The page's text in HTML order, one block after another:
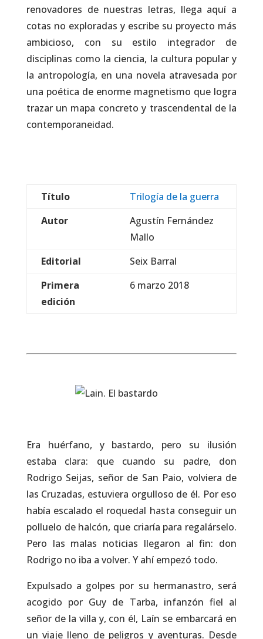
renovadores de nuestras letras, llega aquí a
cotas no exploradas y escribe su proyecto más
ambicioso, con su estilo integrador de
disciplinas como la ciencia, la cultura popular y
la antropología, en una novela atravesada por
una poética de enorme magnetismo que logra
trazar un mapa concreto y trascendental de la
contemporaneidad.
Título
Trilogía de la guerra
Autor
Agustín Fernández
Mallo
Editorial
Seix Barral
Primera
edición
6 marzo 2018
Era huérfano, y bastardo, pero su ilusión
estaba clara: que cuando su padre, don
Rodrigo Seijas, señor de San Paio, volviera de
las Cruzadas, estuviera orgulloso de él. Por eso
había escalado el roquedal hasta conseguir un
polluelo de halcón, que criaría para regalárselo.
Pero las malas noticias llegaron al fin: don
Rodrigo no iba a volver. Y ahí empezó todo.
Expulsado a golpes por su hermanastro, será
acogido por Guy de Tarba, infanzón fiel al
señor de la villa y, con él, Laín se embarcará en
un viaje lleno de peligros y aventuras. Desde